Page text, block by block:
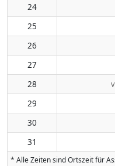
24
25
26
27
28
29
30
31
* Alle Zeiten sind Ortszeit für